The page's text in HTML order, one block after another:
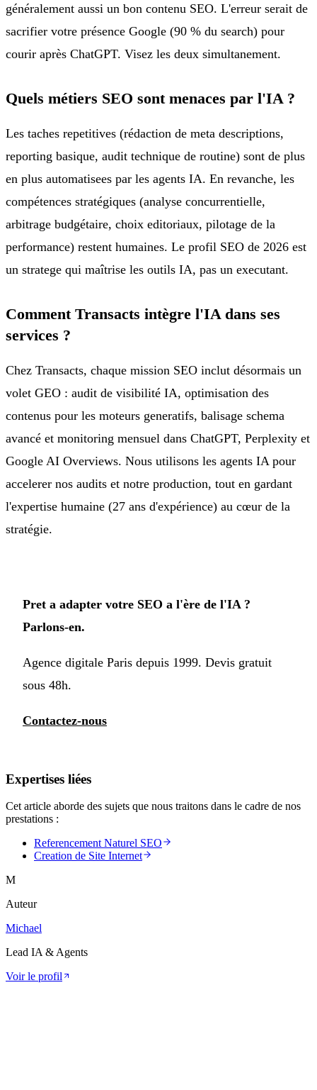
généralement aussi un bon contenu SEO. L'erreur serait de
sacrifier votre présence Google (90 % du search) pour
courir après ChatGPT. Visez les deux simultanement.
Quels métiers SEO sont menaces par l'IA ?
Les taches repetitives (rédaction de meta descriptions,
reporting basique, audit technique de routine) sont de plus
en plus automatisees par les agents IA. En revanche, les
compétences stratégiques (analyse concurrentielle,
arbitrage budgétaire, choix editoriaux, pilotage de la
performance) restent humaines. Le profil SEO de 2026 est
un stratege qui maîtrise les outils IA, pas un executant.
Comment Transacts intègre l'IA dans ses
services ?
Chez Transacts, chaque mission SEO inclut désormais un
volet GEO : audit de visibilité IA, optimisation des
contenus pour les moteurs generatifs, balisage schema
avancé et monitoring mensuel dans ChatGPT, Perplexity et
Google AI Overviews. Nous utilisons les agents IA pour
accelerer nos audits et notre production, tout en gardant
l'expertise humaine (27 ans d'expérience) au cœur de la
stratégie.
Pret a adapter votre SEO a l'ère de l'IA ?
Parlons-en.
Agence digitale Paris depuis 1999. Devis gratuit
sous 48h.
Contactez-nous
Expertises liées
Cet article aborde des sujets que nous traitons dans le cadre de nos
prestations :
Referencement Naturel SEO
Creation de Site Internet
M
Auteur
Michael
Lead IA & Agents
Voir le profil